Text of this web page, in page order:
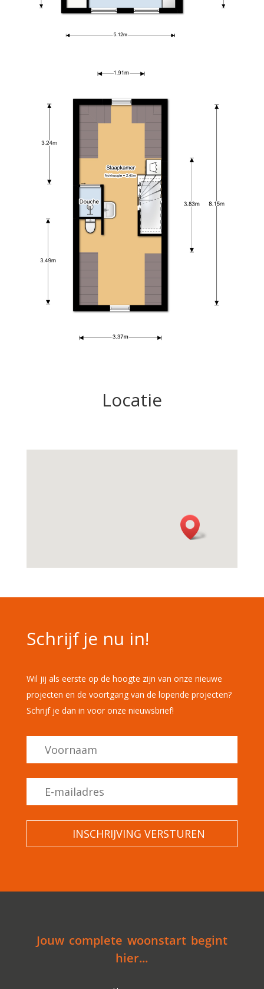
Locatie
Schrijf je nu in!
Wil jij als eerste op de hoogte zijn van onze nieuwe
projecten en de voortgang van de lopende projecten?
Schrijf je dan in voor onze nieuwsbrief!
Jouw complete woonstart begint
hier...